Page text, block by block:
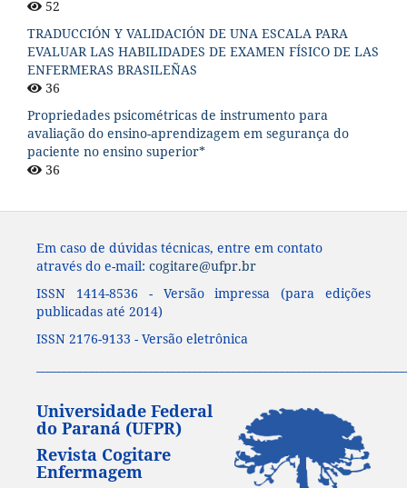
52
TRADUCCIÓN Y VALIDACIÓN DE UNA ESCALA PARA
EVALUAR LAS HABILIDADES DE EXAMEN FÍSICO DE LAS
ENFERMERAS BRASILEÑAS
36
Propriedades psicométricas de instrumento para
avaliação do ensino-aprendizagem em segurança do
paciente no ensino superior*
36
Em caso de dúvidas técnicas, entre em contato
através do e-mail: cogitare@ufpr.br
ISSN 1414-8536 - Versão impressa (para edições
publicadas até 2014)
ISSN 2176-9133 - Versão eletrônica
Universidade Federal
do Paraná (UFPR)
Revista Cogitare
Enfermagem